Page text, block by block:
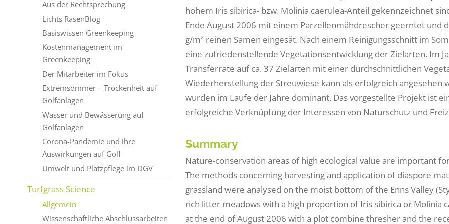
hohem Iris sibirica- bzw. Molinia caerulea-Anteil gekennzeichnet
Ende August 2006 mit einem Parzellenmähdrescher geerntet
g/m² reinen Samen eingesät. Nach einem Reinigungsschnitt im
eine zufriedenstellende Vegetationsentwicklung der Zielarten. Im
Transferrate auf ca. 37 Zielarten mit einer durchschnittlichen
Wiederherstellung der Streuwiese kann als erfolgreich angesehen
wurden im Laufe der Jahre dominant. Das vorgestellte Projekt ist
erfolgreiche Verknüpfung der Interessen von Naturschutz und
Summary
Nature-conservation areas of high ecological value are important
The methods concerning harvesting and application of diaspore
grassland were analysed on the moist bottom of the Enns Valley
rich litter meadows with a high proportion of Iris sibirica or Molinia
at the end of August 2006 with a plot combine thresher and the
Aus der Rechtsprechung
Lichts RasenBlog
Basiswissen Greenkeeping
Kostenmanagement im
Greenkeeping
Der Mitarbeiter im Fokus
Extremsommer – Trockenheit auf
Golfanlagen
Wasser und Bewässerung auf
Golfanlagen
Corona-Pandemie und ihre
Auswirkungen auf Golf
Umwelt und Platzpflege im DGV
Turfgrass Science
Allgemein
Wissenschaftliche Abschlussarbeiten